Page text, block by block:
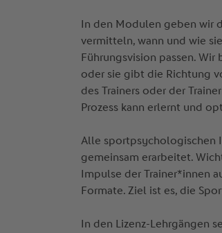
In den Modulen geben wir
vermitteln, wann und wie
Führungsvision passen.
oder sie gibt die Richtung
des Trainers oder der
Prozess kann erlernt und
Alle sportpsychologischen
gemeinsam erarbeitet.
Impulse der Trainer*innen
Formate. Ziel ist es, die
In den Lizenz-Lehrgängen